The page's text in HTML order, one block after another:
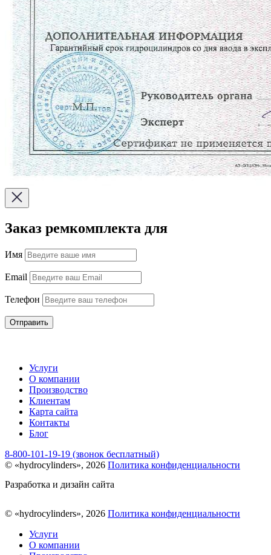
Заказ ремкомплекта для
Имя
Email
Телефон
Отправить
Услуги
О компании
Производство
Клиентам
Карта сайта
Контакты
Блог
8-800-101-19-19 (звонок бесплатный)
© «hydrocylinders», 2026 Политика конфиденциальности
Разработка и дизайн сайта
© «hydrocylinders», 2026 Политика конфиденциальности
Услуги
О компании